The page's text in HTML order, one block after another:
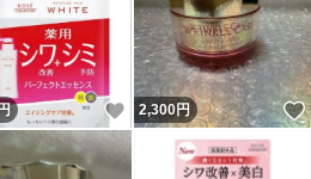
！ いいね！
2,300円